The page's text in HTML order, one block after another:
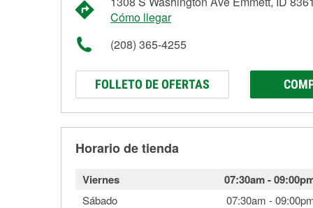
Cómo llegar
(208) 365-4255
FOLLETO DE OFERTAS
Horario de tienda
Viernes 07:30am-
Sábado 07:30am -